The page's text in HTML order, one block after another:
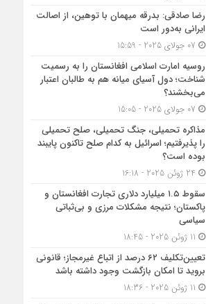
رضا صادقی: بدرقه میهمان با توهین، از اصالت
ایرانی به‌دور است
روسیه امارت اسلامی افغانستان را به رسمیت
شناخت؛ دول آسیای میانه هم به طالبان اعتبار
می‎‌بخشند؟
مذاکره تحمیلی، جنگ تحمیلی، صلح تحمیلی
را پذیرفتیم؛ اسرائیل به کدام صلح تاکنون پایبند
بوده است؟
سقوط ۱.۵ میلیارد دلاری تجارت افغانستان و
پاکستان؛ نتیجه مشکلات مرزی و بی‌ثباتی
سیاسی
تعیین‌تکلیف ۶۲ درصد از اتباع غیرمجاز؛ قانونی
بروید تا امکان بازگشت وجود داشته باشد